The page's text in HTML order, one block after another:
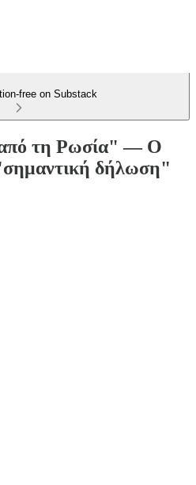
free on Substack
από τη Ρωσία" — Ο
δήλωση"